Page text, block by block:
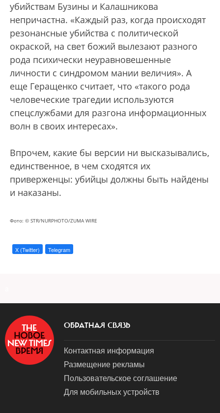
убийствам Бузины и Калашникова
непричастна. «Каждый раз, когда происходят
резонансные убийства с политической
окраской, на свет божий вылезают разного
рода психически неуравновешенные
личности с синдромом мании величия». А
еще Геращенко считает, что «такого рода
человеческие трагедии используются
спецслужбами для разгона информационных
волн в своих интересах».
Впрочем, какие бы версии ни высказывались,
единственное, в чем сходятся их
приверженцы: убийцы должны быть найдены
и наказаны.
Фото: © STR/NURPHOTO/ZUMA WIRE
X (Twitter) Telegram
ОБРАТНАЯ СВЯЗЬ
Контактная информация
Размещение рекламы
Пользовательское соглашение
Для мобильных устройств